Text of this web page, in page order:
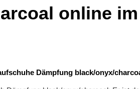
online im
Dämpfung black/onyx/